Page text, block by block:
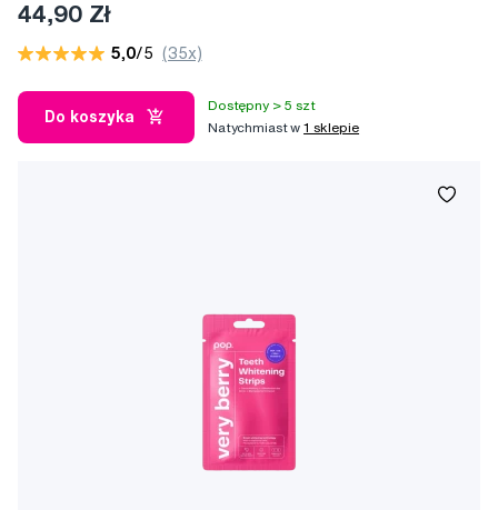
44,90 Zł
5,0/5 (35x)
Do koszyka
Dostępny > 5 szt
Natychmiast w1 sklepie